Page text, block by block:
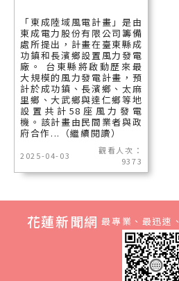
「東成陸域風電計畫」是由
東成電力股份有限公司籌備
處所提出，計畫在臺東縣成
功鎮和長濱鄉設置風力發電
廠。 台東縣將啟動歷來最
大規模的風力發電計畫，預
計於成功鎮、長濱鄉、太麻
里鄉、大武鄉與達仁鄉等地
設置共計58座風力發電
機。該計畫由民間業者與政
府合作...（繼續閱讀）
2025-04-03
觀看人次：
9373
花蓮新聞網 最專業、最迅速